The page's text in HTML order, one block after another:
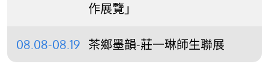
作展覽」
08.08-08.19 茶鄉墨韻-莊一琳師生聯展